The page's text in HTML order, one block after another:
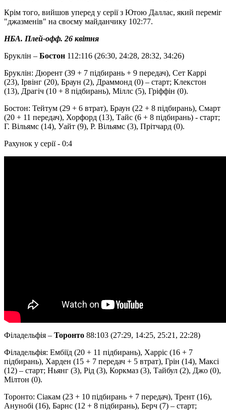
Крім того, вийшов уперед у серії з Ютою Даллас, який переміг
"джазменів" на своєму майданчику 102:77.
НБА. Плей-офф. 26 квітня
Бруклін – Бостон 112:116 (26:30, 24:28, 28:32, 34:26)
Бруклін: Дюрент (39 + 7 підбирань + 9 передач), Сет Каррі
(23), Ірвінг (20), Браун (2), Драммонд (0) – старт; Клекстон
(13), Драгіч (10 + 8 підбирань), Міллс (5), Гріффін (0).
Бостон: Тейтум (29 + 6 втрат), Браун (22 + 8 підбирань), Смарт
(20 + 11 передач), Хорфорд (13), Тайс (6 + 8 підбирань) - старт;
Г. Вільямс (14), Уайт (9), Р. Вільямс (3), Прітчард (0).
Рахунок у серії - 0:4
Філадельфія – Торонто 88:103 (27:29, 14:25, 25:21, 22:28)
Філадельфія: Ембіїд (20 + 11 підбирань), Харріс (16 + 7
підбирань), Харден (15 + 7 передач + 5 втрат), Грін (14), Максі
(12) – старт; Ньянг (3), Рід (3), Коркмаз (3), Тайбул (2), Джо (0),
Мілтон (0).
Торонто: Сіакам (23 + 10 підбирань + 7 передач), Трент (16),
Анунобі (16), Барнс (12 + 8 підбирань), Берч (7) – старт;